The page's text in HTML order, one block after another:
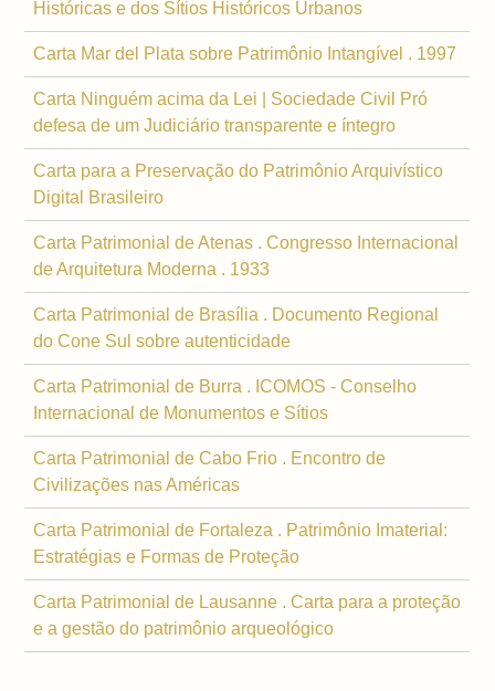
Históricas e dos Sítios Históricos Urbanos
Carta Mar del Plata sobre Patrimônio Intangível . 1997
Carta Ninguém acima da Lei | Sociedade Civil Pró
defesa de um Judiciário transparente e íntegro
Carta para a Preservação do Patrimônio Arquivístico
Digital Brasileiro
Carta Patrimonial de Atenas . Congresso Internacional
de Arquitetura Moderna . 1933
Carta Patrimonial de Brasília . Documento Regional
do Cone Sul sobre autenticidade
Carta Patrimonial de Burra . ICOMOS - Conselho
Internacional de Monumentos e Sítios
Carta Patrimonial de Cabo Frio . Encontro de
Civilizações nas Américas
Carta Patrimonial de Fortaleza . Patrimônio Imaterial:
Estratégias e Formas de Proteção
Carta Patrimonial de Lausanne . Carta para a proteção
e a gestão do patrimônio arqueológico